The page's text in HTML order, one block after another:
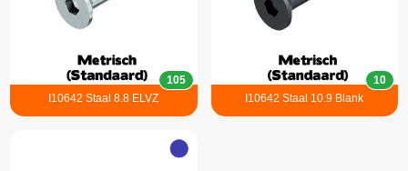
I10642 Staal 8.8 ELVZ
105
I10642 Staal 10.9 Blank
10